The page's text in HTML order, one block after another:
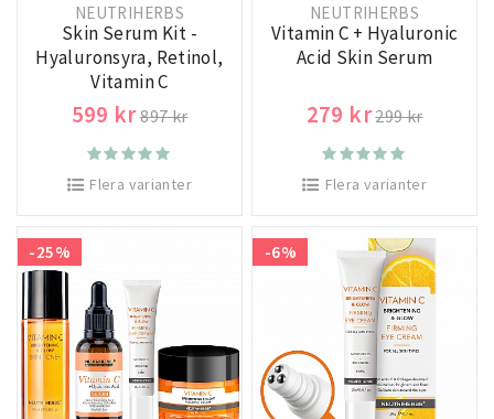
NEUTRIHERBS
Skin Serum Kit -
Hyaluronsyra, Retinol,
Vitamin C
599 kr897 kr
Flera varianter
NEUTRIHERBS
Vitamin C + Hyaluronic
Acid Skin Serum
279 kr299 kr
Flera varianter
-25% -6%